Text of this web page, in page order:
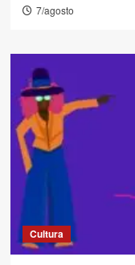
7/agosto
Cultura